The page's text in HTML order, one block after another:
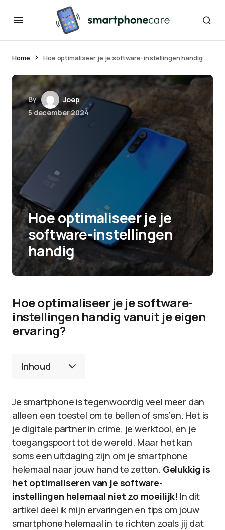
Home Hoe optimaliseer je je software-instellingen handig
By
Joep
5 december 2024
Hoe optimaliseer je je
software-instellingen
handig
Hoe optimaliseer je je software-
instellingen handig vanuit je eigen
ervaring?
Inhoud
Je smartphone is tegenwoordig veel meer dan
alleen een toestel om te bellen of sms’en. Het is
je digitale partner in crime, je werktool, en je
toegangspoort tot de wereld. Maar het kan
soms een uitdaging zijn om je smartphone
helemaal naar jouw hand te zetten. Gelukkig is
het optimaliseren van je software-
instellingen helemaal niet zo moeilijk! In dit
artikel deel ik mijn ervaringen en tips om jouw
smartphone helemaal in te richten zoals jij dat